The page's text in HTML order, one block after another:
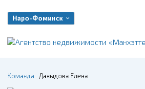
Наро-Фоминск
Команда Давыдова Елена